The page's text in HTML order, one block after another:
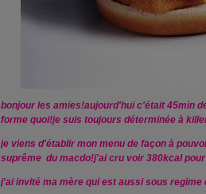
bonjour les amies!aujourd'hui c'était 45min
forme quoi!je suis toujours déterminée à
je viens d'établir mon menu de façon à
suprême du macdo!j'ai cru voir 380kcal
j'ai invité ma mère qui est aussi sous regime